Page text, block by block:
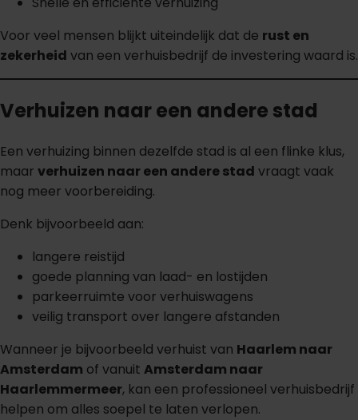
Voor veel mensen blijkt uiteindelijk dat de rust en
zekerheid van een verhuisbedrijf de investering waard is.
Verhuizen naar een andere stad
Een verhuizing binnen dezelfde stad is al een flinke klus,
maar verhuizen naar een andere stad vraagt vaak
nog meer voorbereiding.
Denk bijvoorbeeld aan:
langere reistijd
goede planning van laad- en lostijden
parkeerruimte voor verhuiswagens
veilig transport over langere afstanden
Wanneer je bijvoorbeeld verhuist van Haarlem naar
Amsterdam of vanuit Amsterdam naar
Haarlemmermeer, kan een professioneel verhuisbedrijf
helpen om alles soepel te laten verlopen.